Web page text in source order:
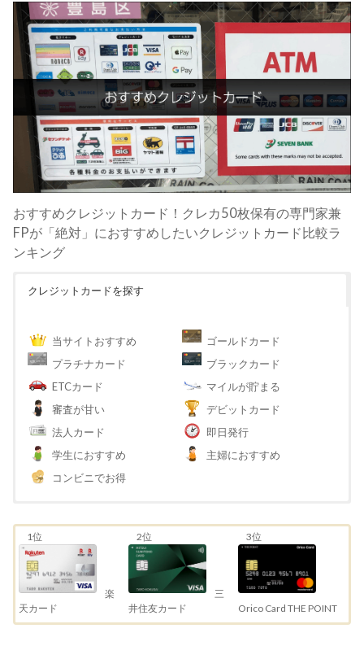
おすすめクレジットカード！クレカ50枚保有の専門家兼
FPが「絶対」におすすめしたいクレジットカード比較ラ
ンキング
クレジットカードを探す
当サイトおすすめ
ゴールドカード
プラチナカード
ブラックカード
ETCカード
マイルが貯まる
審査が甘い
デビットカード
法人カード
即日発行
学生におすすめ
主婦におすすめ
コンビニでお得
1位
楽
天カード
2位
三
井住友カード
3位
Orico Card THE POINT